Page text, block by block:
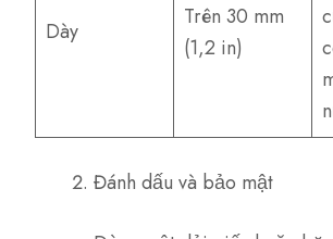
Dày
Trên 30 mm
(1,2 in)
Đánh dấu và bảo mật